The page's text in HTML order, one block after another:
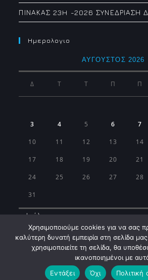
ΠΙΝΑΚΑΣ 23H -2026 ΣΥΝΕΔΡΙΑΣΗ
Ημερολογιο
ΑΎΓΟΥΣΤΟΣ 2026
Δ Τ Τ Π Π
3 4 5 6 7
10 11 12 13 14
17 18 19 20 21
24 25 26 27 28
31
« Ιούλ
Municipality of Koropi ©
Χρησιμοποιούμε cookies για να σας
καλύτερη δυνατή εμπειρία στη σελίδα
χρησιμοποιείτε τη σελίδα, θα
ικανοποιημένοι με
Εντάξει
Όχι Πολιτική